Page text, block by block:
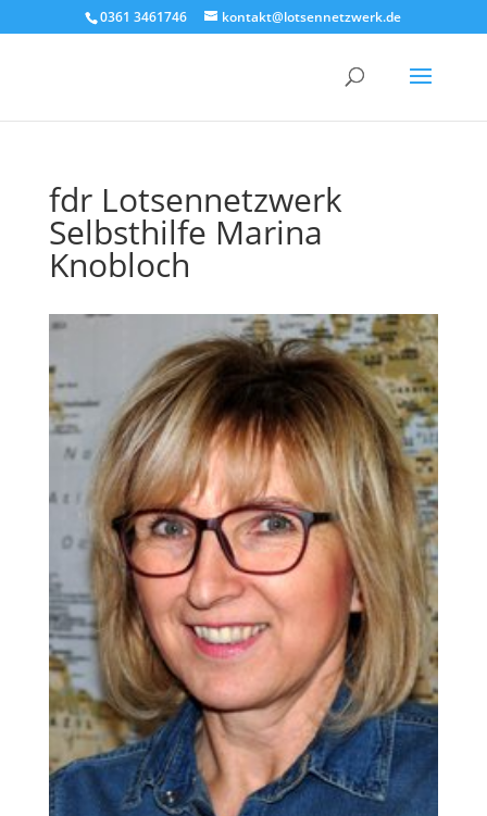
0361 3461746 kontakt@lotsennetzwerk.de
fdr Lotsennetzwerk
Selbsthilfe Marina
Knobloch